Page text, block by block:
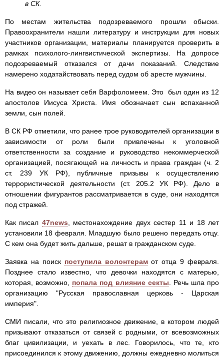
в СК.
По местам жительства подозреваемого прошли обыски.
Правоохранители нашли литературу и инструкции для новых
участников организации, материалы планируется проверить в
рамках психолого-лингвистической экспертизы. На допросе
подозреваемый отказался от дачи показаний. Следствие
намерено ходатайствовать перед судом об аресте мужчины.
На видео он называет себя Варфоломеем. Это был один из 12
апостолов Иисуса Христа. Имя обозначает сын вспаханной
земли, сын полей.
В СК РФ отметили, что ранее трое руководителей организации в
зависимости от роли были привлечены к уголовной
ответственности за создание и руководство некоммерческой
организацией, посягающей на личность и права граждан (ч. 2
ст. 239 УК РФ), публичные призывы к осуществлению
террористической деятельности (ст. 205.2 УК РФ). Дело в
отношении фигурантов рассматривается в суде, они находятся
под стражей.
Как писал 47news , местонахождение двух сестер 11 и 18 лет
установили 18 февраля. Младшую было решено передать отцу.
С кем она будет жить дальше, решат в гражданском суде.
Заявка на поиск поступила волонтерамот отца 9 февраля.
Позднее стало известно, что девочки находятся с матерью,
которая, возможно, попала под влияние секты . Речь шла про
организацию "Русская православная церковь - Царская
империя".
СМИ писали, что это религиозное движение, в котором людей
призывают отказаться от связей с родными, от всевозможных
благ цивилизации, и уехать в лес. Говорилось, что те, кто
присоединился к этому движению, должны ежедневно молиться